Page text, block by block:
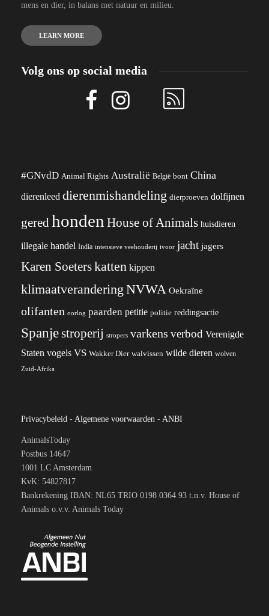
mens en dier, in balans met natuur en milieu.
LEARN MORE
Volg ons op social media
#GNvdD Animal Rights Australië België bont China
dierenleed dierenmishandeling dierproeven dolfijnen
geredhonden House of Animals huisdieren
illegale handel India intensieve veehouderij ivoor jacht jagers
Karen Soeterskatten kippen
klimaatverandering NVWA Oekraïne
olifanten oorlog paarden petitie politie reddingsactie
Spanjestroperij stropers varkens verbod Verenigde
Staten vogels VS Wakker Dier walvissen wilde dieren wolven
Zuid-Afrika
Privacybeleid - Algemene voorwaarden - ANBI
AnimalsToday
Postbus 14647
1001 LC Amsterdam
KvK: 54827817
Bankrekening IBAN: NL65 TRIO 0198 0364 93 t.n.v. House of
Animals o.v.v. Animals Today